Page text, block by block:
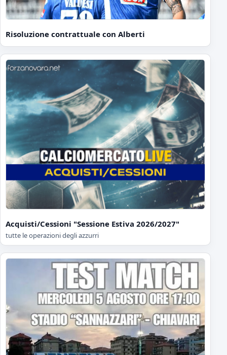
Risoluzione contrattuale con Alberti
Acquisti/Cessioni "Sessione Estiva 2026/2027"
tutte le operazioni degli azzurri